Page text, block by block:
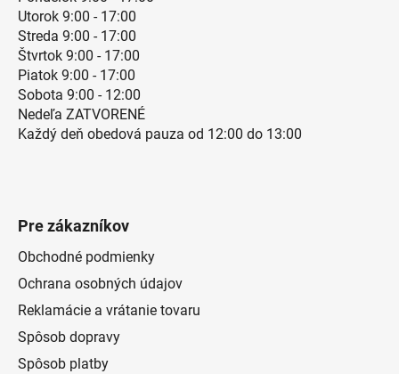
Utorok 9:00 - 17:00
Streda 9:00 - 17:00
Štvrtok 9:00 - 17:00
Piatok 9:00 - 17:00
Sobota 9:00 - 12:00
Nedeľa ZATVORENÉ
Každý deň obedová pauza od 12:00 do 13:00
Pre zákazníkov
Obchodné podmienky
Ochrana osobných údajov
Reklamácie a vrátanie tovaru
Spôsob dopravy
Spôsob platby